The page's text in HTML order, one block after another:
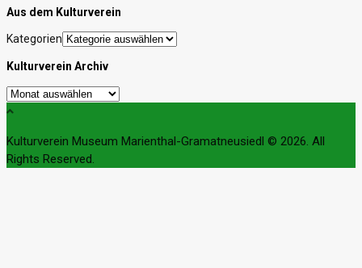
Aus dem Kulturverein
Kategorien
Kulturverein Archiv
Kulturverein Museum Marienthal-Gramatneusiedl © 2026. All
Rights Reserved.